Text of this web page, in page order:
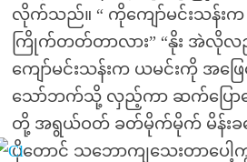
လိုက်သည်။ “ ကိုကျော်မင်းသန်း
ကြိုက်တတ်တာလား” “နိုး အဲလိုလည်
ကျော်မင်းသန်းက ယမင်းကို အဖြ
သော်ဘက်သို့ လှည့်ကာ ဆက်ပြောလ
တို့ အရွယ်ဝတ် ခတ်မိုက်မိုက် မိန်းခလ
ပိုတောင် သဘောကျသေးတာပေါ့ကွာ